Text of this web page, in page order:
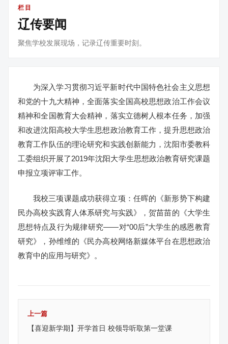
栏目
辽传要闻
聚焦学校发展现场，记录辽传重要时刻。
为深入学习贯彻习近平新时代中国特色社会主义思想
和党的十九大精神，全面落实全国高校思想政治工作会议
精神和全国教育大会精神，落实立德树人根本任务，加强
和改进沈阳高校大学生思想政治教育工作，提升思想政治
教育工作队伍的理论研究和实践创新能力，沈阳市委教科
工委组织开展了2019年沈阳大学生思想政治教育研究课题
申报立项评审工作。
我校三项课题成功获得立项：任晖的《新形势下构建
民办高校实践育人体系研究与实践》，贺苗苗的《大学生
思想特点及行为规律研究——对“00后”大学生的感恩教育
研究》，孙维维的《民办高校网络新媒体平台在思想政治
教育中的应用与研究》。
上一篇
【喜迎新学期】开学首日 校领导听取第一堂课